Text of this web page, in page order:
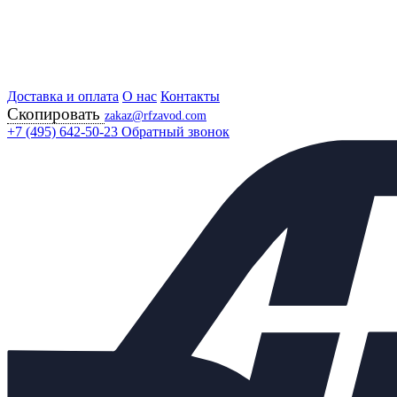
Доставка и оплата О нас Контакты
Скопировать zakaz@rfzavod.com
+7 (495) 642-50-23 Обратный звонок
Главная
Продукция
Регулирующая арматура
Регулирующие клапаны
Клапан запорно-
регулирующий КЗР 25ч945п
Ду200 Ру16 ST2